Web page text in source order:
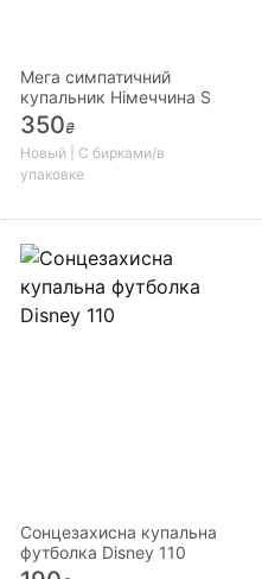
Мега симпатичний
купальник Німеччина S
350₴
Новый | С бирками/в
упаковке
Сонцезахисна купальна
футболка Disney 110